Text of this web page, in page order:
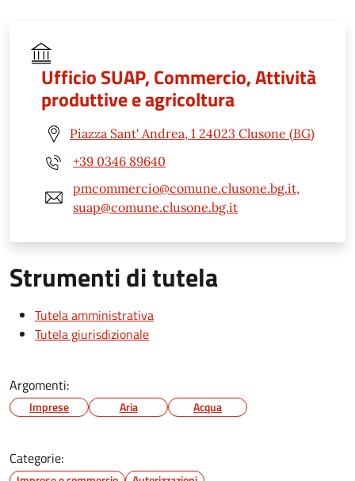
Ufficio SUAP, Commercio, Attività
produttive e agricoltura
Piazza Sant' Andrea, 1 24023 Clusone (BG)
+39 0346 89640
pmcommercio@comune.clusone.bg.it,
suap@comune.clusone.bg.it
Strumenti di tutela
Tutela amministrativa
Tutela giurisdizionale
Argomenti:
Imprese Aria Acqua
Categorie: